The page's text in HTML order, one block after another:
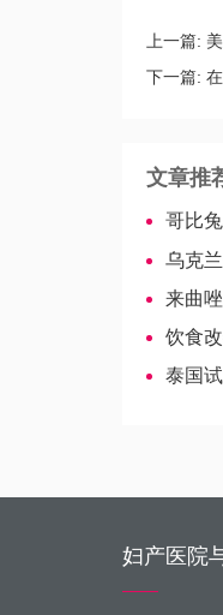
上一篇:
下一篇:
文章推
哥比
乌克
来曲
饮食改善
泰国试
妇产医院